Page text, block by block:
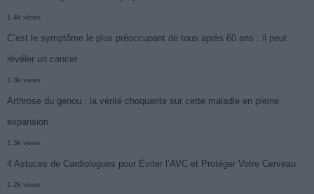
1.4k views
C’est le symptôme le plus préoccupant de tous après 60 ans : il peut
révéler un cancer
1.3k views
Arthrose du genou : la vérité choquante sur cette maladie en pleine
expansion
1.3k views
4 Astuces de Cardiologues pour Éviter l’AVC et Protéger Votre Cerveau
1.2k views